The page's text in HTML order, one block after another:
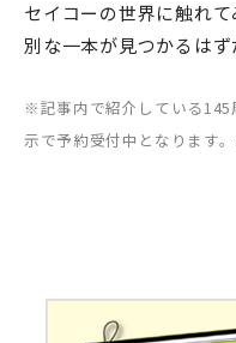
セイコーの世界に触れ
別な一本が見つかるはず
※記事内で紹介している145
示で予約受付中となります